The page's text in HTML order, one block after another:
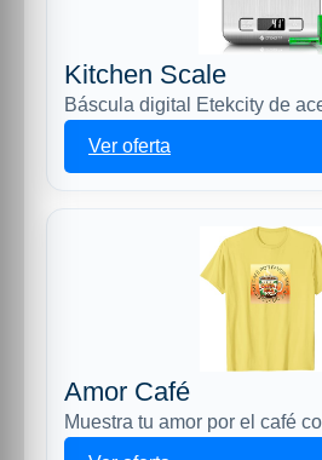
Kitchen Scale
Báscula digital Etekcity de
Ver oferta
Amor Café
Muestra tu amor por el café